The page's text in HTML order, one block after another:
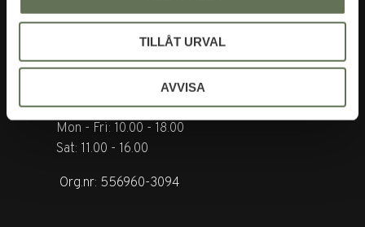
TILLÅT URVAL
AVVISA
CONTACT US
E-mail. info@garderoben.se
Telephone hours:
Mon - Fri: 10.00 - 18.00
Sat: 11.00 - 16.00
Org.nr: 556960-3094